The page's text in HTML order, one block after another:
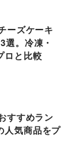
ーズケーキ
選。冷凍・
ロと比較
すすめラン
人気商品をプ